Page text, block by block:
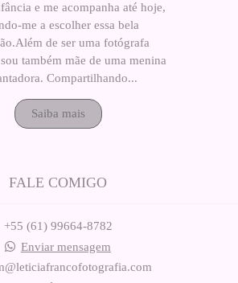
e me acompanha até hoje,
me a escolher essa bela
de ser uma fotógrafa
também mãe de uma menina
Compartilhando...
Saiba mais
FALE COMIGO
+55 (61) 99664-8782
Enviar mensagem